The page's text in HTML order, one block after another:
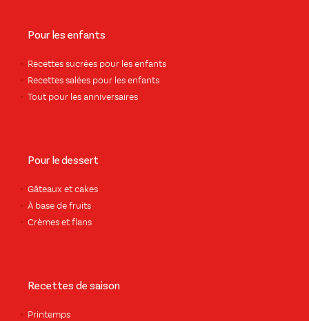
Pour les enfants
Recettes sucrées pour les enfants
Recettes salées pour les enfants
Tout pour les anniversaires
Pour le dessert
Gâteaux et cakes
À base de fruits
Crèmes et flans
Recettes de saison
Printemps